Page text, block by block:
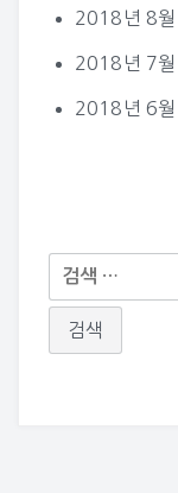
2018년 8월
2018년 7월
2018년 6월
다
음